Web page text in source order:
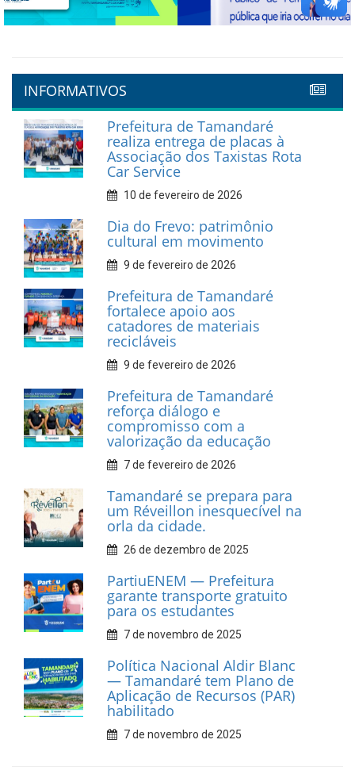
Previous Next
INFORMATIVOS
Prefeitura de Tamandaré
realiza entrega de placas à
Associação dos Taxistas Rota
Car Service
10 de fevereiro de 2026
Dia do Frevo: patrimônio
cultural em movimento
9 de fevereiro de 2026
Prefeitura de Tamandaré
fortalece apoio aos
catadores de materiais
recicláveis
9 de fevereiro de 2026
Prefeitura de Tamandaré
reforça diálogo e
compromisso com a
valorização da educação
7 de fevereiro de 2026